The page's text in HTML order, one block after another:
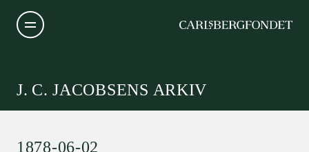
J. C. JACOBSENS ARKIV
1878-06-02